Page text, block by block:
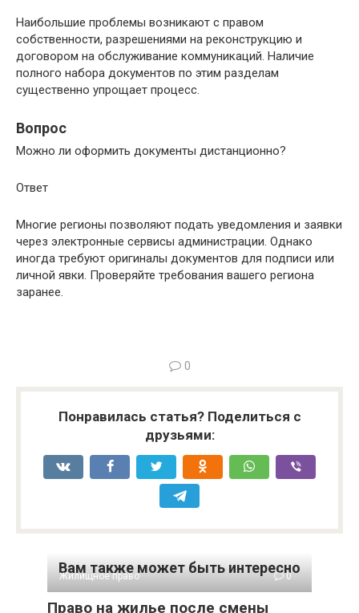
Наибольшие проблемы возникают с правом
собственности, разрешениями на реконструкцию и
договором на обслуживание коммуникаций. Наличие
полного набора документов по этим разделам
существенно упрощает процесс.
Вопрос
Можно ли оформить документы дистанционно?
Ответ
Многие регионы позволяют подать уведомления и заявки
через электронные сервисы администрации. Однако
иногда требуют оригиналы документов для подписи или
личной явки. Проверяйте требования вашего региона
заранее.
0
Понравилась статья? Поделиться с
друзьями:
Вам также может быть интересно
Жилищное право 0
Право на жилье после смены